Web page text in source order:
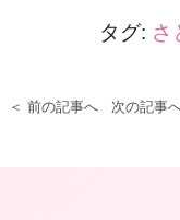
タグ: さ
＜ 前の記事へ 次の記事